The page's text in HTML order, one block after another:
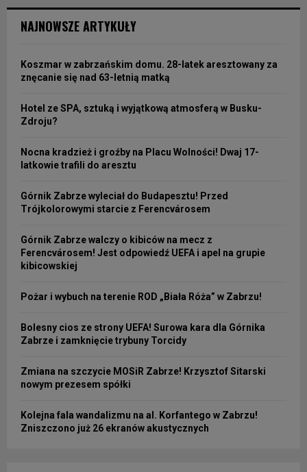
NAJNOWSZE ARTYKUŁY
Koszmar w zabrzańskim domu. 28-latek aresztowany za
znęcanie się nad 63-letnią matką
Hotel ze SPA, sztuką i wyjątkową atmosferą w Busku-
Zdroju?
Nocna kradzież i groźby na Placu Wolności! Dwaj 17-
latkowie trafili do aresztu
Górnik Zabrze wyleciał do Budapesztu! Przed
Trójkolorowymi starcie z Ferencvárosem
Górnik Zabrze walczy o kibiców na mecz z
Ferencvárosem! Jest odpowiedź UEFA i apel na grupie
kibicowskiej
Pożar i wybuch na terenie ROD „Biała Róża” w Zabrzu!
Bolesny cios ze strony UEFA! Surowa kara dla Górnika
Zabrze i zamknięcie trybuny Torcidy
Zmiana na szczycie MOSiR Zabrze! Krzysztof Sitarski
nowym prezesem spółki
Kolejna fala wandalizmu na al. Korfantego w Zabrzu!
Zniszczono już 26 ekranów akustycznych